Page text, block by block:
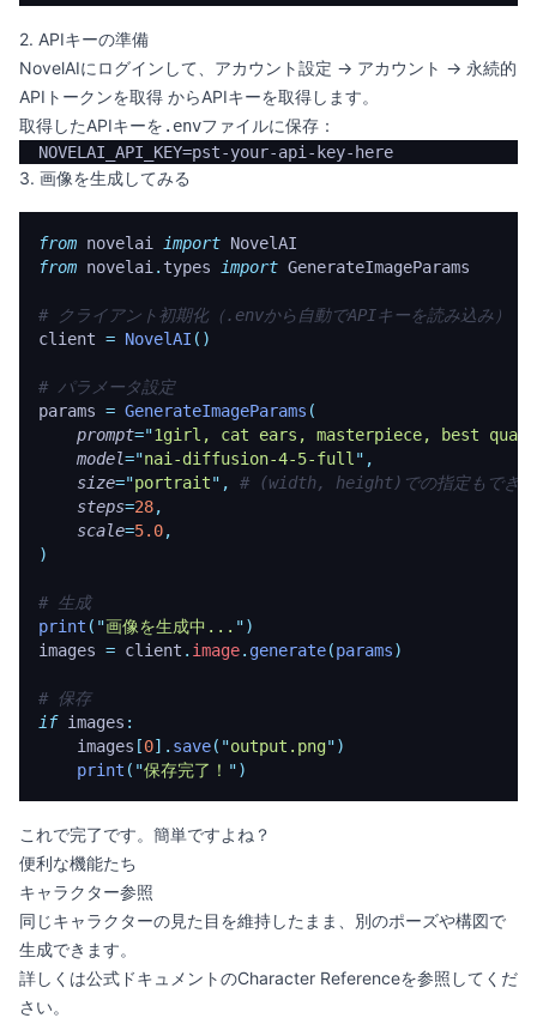
2. APIキーの準備
NovelAIにログインして、アカウント設定 → アカウント → 永続的
APIトークンを取得 からAPIキーを取得します。
取得したAPIキーを .envファイルに保存：
3. 画像を生成してみる
from novelai import NovelAI
from novelai . types import GenerateImageParams
# クライアント初期化（.envから自動でAPIキーを読み込み）
client = NovelAI ()
# パラメータ設定
params = GenerateImageParams (
    prompt
="1girl, cat ears, masterpiece, best
    model
="nai-diffusion-4-5-full " ,
    size
="portrait" ,
# (width, height)での指定もできま
    steps
=28,
    scale
=5.0,
)
# 生成
print ( "画像を生成中... ")
images = client . image. generate(params)
# 保存
if images :
    images
[0]. save( "output.png")
    print
( "保存完了！ ")
これで完了です。簡単ですよね？
便利な機能たち
キャラクター参照
同じキャラクターの見た目を維持したまま、別のポーズや構図で
生成できます。
詳しくは公式ドキュメントのCharacter Referenceを参照してくだ
さい。